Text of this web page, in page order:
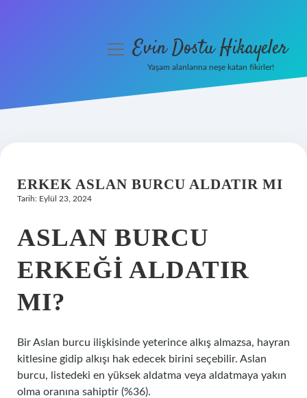
Hakkımızda
menüyüEvin Dostu Hikayeler
Yaşam alanlarına neşe katan fikirler!
ERKEK ASLAN BURCU ALDATIR MI
Tarih: Eylül 23, 2024
ASLAN BURCU
ERKEĞI ALDATIR
MI?
Bir Aslan burcu ilişkisinde yeterince alkış almazsa, hayran
kitlesine gidip alkışı hak edecek birini seçebilir. Aslan
burcu, listedeki en yüksek aldatma veya aldatmaya yakın
olma oranına sahiptir (%36).